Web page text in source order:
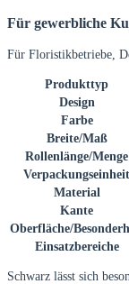
Für gewerbliche
Für Floristikbetriebe,
Produkttyp
Design
Farbe
Breite/Maß
Rollenlänge/Menge
Verpackungseinheit
Material
Kante
Oberfläche/
Einsatzbereiche
Schwarz lässt sich